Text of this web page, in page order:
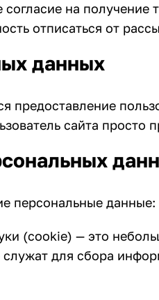
на
отписаться от
данных
предоставление
сайта
персональные
(cookie) — это
для сбора